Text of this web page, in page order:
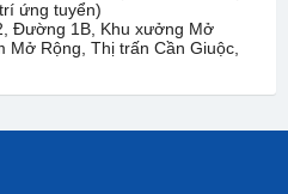
ứng tuyển)
Đường 1B, Khu xưởng Mở
Mở Rộng, Thị trấn Cần Giuộc,